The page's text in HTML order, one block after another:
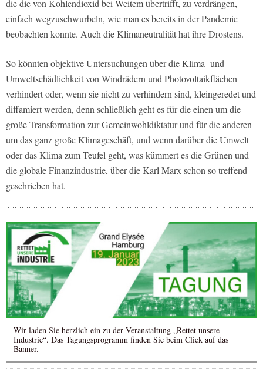
die die von Kohlendioxid bei Weitem übertrifft, zu verdrängen,
einfach wegzuschwurbeln, wie man es bereits in der Pandemie
beobachten konnte. Auch die Klimaneutralität hat ihre Drostens.
So könnten objektive Untersuchungen über die Klima- und
Umweltschädlichkeit von Windrädern und Photovoltaikflächen
verhindert oder, wenn sie nicht zu verhindern sind, kleingeredet und
diffamiert werden, denn schließlich geht es für die einen um die
große Transformation zur Gemeinwohldiktatur und für die anderen
um das ganz große Klimageschäft, und wenn darüber die Umwelt
oder das Klima zum Teufel geht, was kümmert es die Grünen und
die globale Finanzindustrie, über die Karl Marx schon so treffend
geschrieben hat.
Wir laden Sie herzlich ein zu der Veranstaltung „Rettet unsere
Industrie“. Das Tagungsprogramm finden Sie beim Click auf das
Banner.